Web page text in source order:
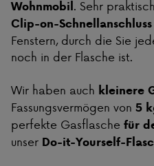
Wohnmobil. Sehr
Clip-on-Schnellanschluss
Fenstern, durch die Sie
noch in der Flasche ist.
Wir haben auch kleinere
Fassungsvermögen von 5
perfekte Gasflasche für
unser Do-it-Yourself-